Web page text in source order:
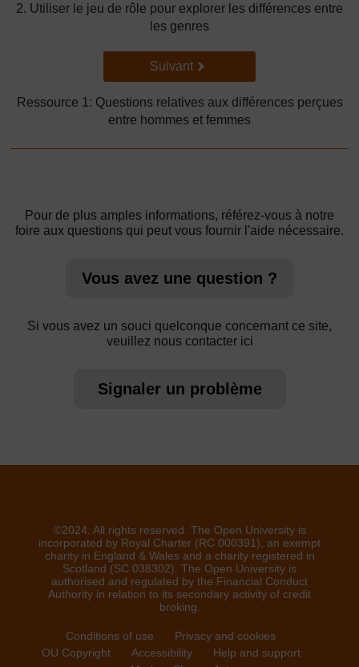
2. Utiliser le jeu de rôle pour explorer les différences entre
les genres
Suivant
Suivant
Ressource 1: Questions relatives aux différences perçues
entre hommes et femmes
Pour de plus amples informations, référez-vous à notre
foire aux questions qui peut vous fournir l'aide nécessaire.
Vous avez une question ?
Si vous avez un souci quelconque concernant ce site,
veuillez nous contacter ici
Signaler un problème
©2024. All rights reserved. The Open University is
incorporated by Royal Charter (RC 000391), an exempt
charity in England & Wales and a charity registered in
Scotland (SC 038302). The Open University is
authorised and regulated by the Financial Conduct
Authority in relation to its secondary activity of credit
broking.
Conditions of use
Privacy and cookies
OU Copyright
Accessibility
Help and support